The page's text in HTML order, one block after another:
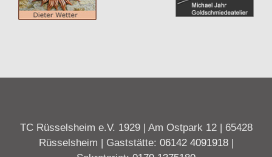
TC Rüsselsheim e.V. 1929 | Am Ostpark 12 | 65428
Rüsselsheim | Gaststätte: 06142 4091918|